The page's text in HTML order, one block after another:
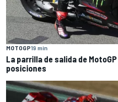
MOTOGP19 min
La parrilla de salida de
posiciones